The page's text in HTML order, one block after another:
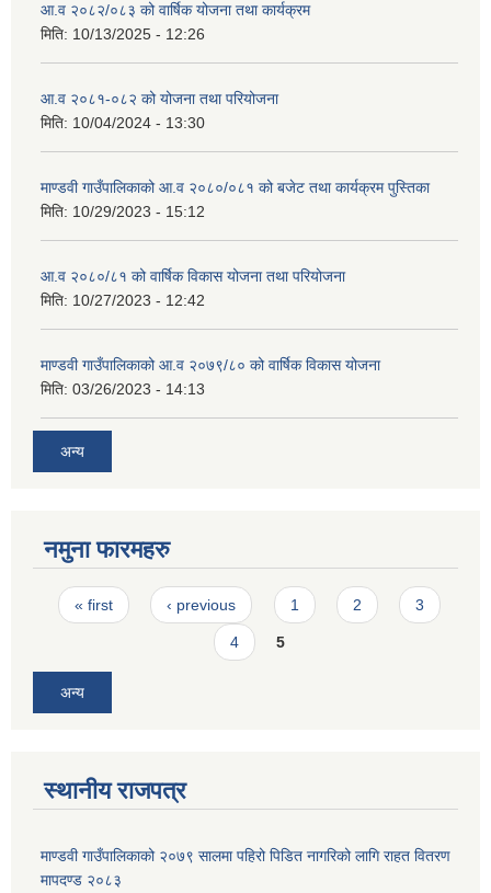
आ.व २०८२/०८३ को वार्षिक योजना तथा कार्यक्रम
मिति: 10/13/2025 - 12:26
आ.व २०८१-०८२ को योजना तथा परियोजना
मिति: 10/04/2024 - 13:30
माण्डवी गाउँपालिकाको आ.व २०८०/०८१ को बजेट तथा कार्यक्रम पुस्तिका
मिति: 10/29/2023 - 15:12
आ.व २०८०/८१ को वार्षिक विकास योजना तथा परियोजना
मिति: 10/27/2023 - 12:42
माण्डवी गाउँपालिकाको आ.व २०७९/८० को वार्षिक विकास योजना
मिति: 03/26/2023 - 14:13
अन्य
नमुना फारमहरु
Pages
« first ‹ previous 1 2 3
4 5
अन्य
स्थानीय राजपत्र
माण्डवी गाउँपालिकाको २०७९ सालमा पहिरो पिडित नागरिको लागि राहत वितरण
मापदण्ड २०८३